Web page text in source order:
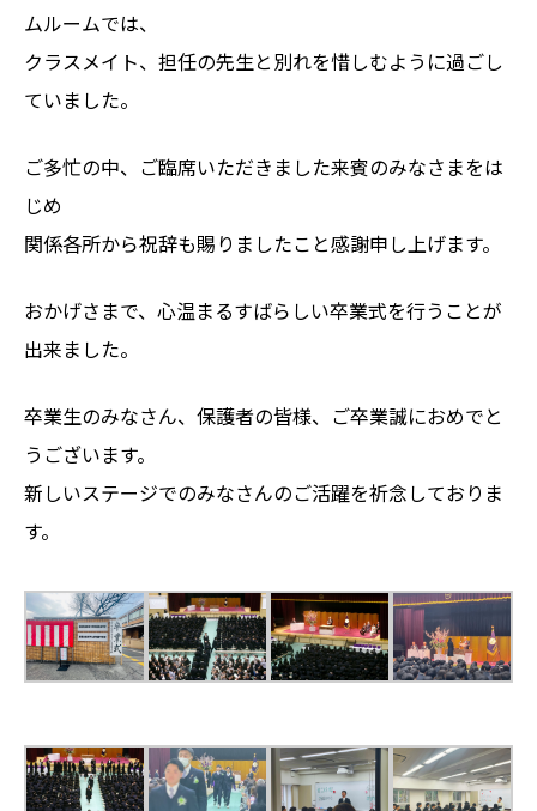
ムルームでは、
クラスメイト、担任の先生と別れを惜しむように過ごし
ていました。
ご多忙の中、ご臨席いただきました来賓のみなさまをは
じめ
関係各所から祝辞も賜りましたこと感謝申し上げます。
おかげさまで、心温まるすばらしい卒業式を行うことが
出来ました。
卒業生のみなさん、保護者の皆様、ご卒業誠におめでと
うございます。
新しいステージでのみなさんのご活躍を祈念しておりま
す。